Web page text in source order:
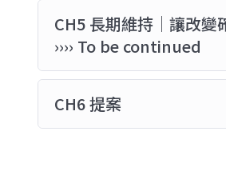
CH5 長期維持｜讓改變
›››› To be continued
CH6 提案